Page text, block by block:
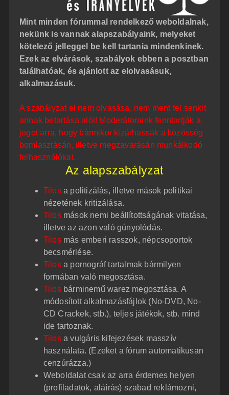
Mint minden fórummal rendelkező weboldalnak,
nekünk is vannak alapszabályaink, melyeket
kötelező jelleggel be kell tartania mindenkinek.
Ezek az elvárások, szabályok ebben a posztban
találhatóak, és ajánlott az elolvasásuk,
alkalmazásuk.
A szabályzat el nem olvasása, nem ment fel senkit
annak betartása alól! Moderátoraink fenntartják a
jogot arra, hogy bármikor kizárhassák a közösség
bomlasztásán, illetve megzavarásán munkálkodó
felhasználókat.
Az alapszabályzat
Tilosa politizálás, illetve mások politikai
nézetének kritizálása.
Tilosmások nemi beállítottságának vitatása,
illetve az azon való gúnyolódás.
Tilosmás emberi rasszok, népcsoportok
becsmérlése.
Tilosa pornográf tartalmak bármilyen
formában való megosztása.
Tilosbárminemű warez megosztása. A
módosított alkalmazásfájlok (No-DVD, No-
CD Crackek, stb.), teljes játékok, stb. mind
ide tartoznak.
Tilosa vulgáris kifejezések masszív
használata. (Ezeket a fórum automatikusan
cenzúrázza.)
Weboldalat csak az arra érdemes helyen
(profiladatok, aláírás) szabad reklámozni,